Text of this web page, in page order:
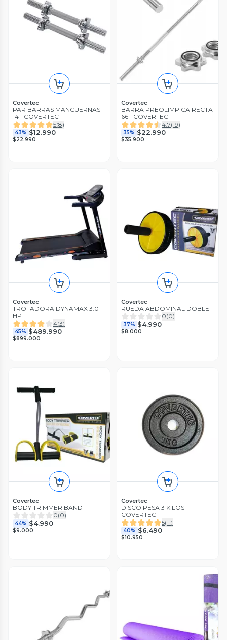
Covertec
PAR BARRAS MANCUERNAS
14¨ COVERTEC
5(8)
43% $12.990
$22.990
Covertec
BARRA PREOLIMPICA RECTA
66¨ COVERTEC
4.7(19)
35% $22.990
$35.900
Covertec
TROTADORA DYNAMAX 3.0
HP
4(3)
45% $489.990
$899.000
Covertec
RUEDA ABDOMINAL DOBLE
0(0)
37% $4.990
$8.000
Covertec
BODY TRIMMER BAND
0(0)
44% $4.990
$9.000
Covertec
DISCO PESA 3 KILOS
COVERTEC
5(11)
40% $6.490
$10.950